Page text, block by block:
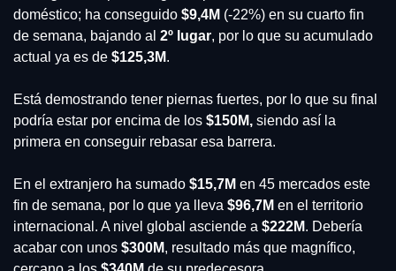
doméstico; ha conseguido $9,4M (-22%) en su cuarto fin
de semana, bajando al 2º lugar, por lo que su acumulado
actual ya es de $125,3M.
Está demostrando tener piernas fuertes, por lo que su final
podría estar por encima de los $150M, siendo así la
primera en conseguir rebasar esa barrera.
En el extranjero ha sumado $15,7M en 45 mercados este
fin de semana, por lo que ya lleva $96,7M en el territorio
internacional. A nivel global asciende a $222M. Debería
acabar con unos $300M, resultado más que magnífico,